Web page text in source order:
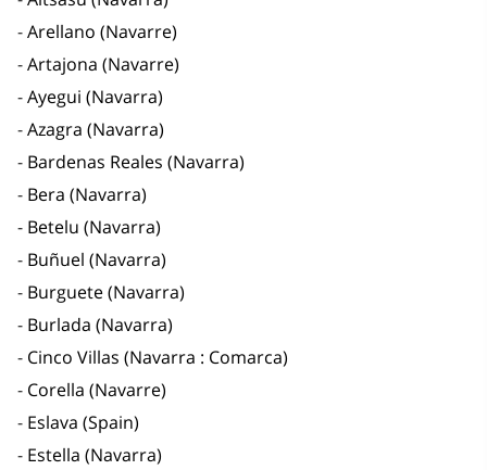
Arellano (Navarre)
Artajona (Navarre)
Ayegui (Navarra)
Azagra (Navarra)
Bardenas Reales (Navarra)
Bera (Navarra)
Betelu (Navarra)
Buñuel (Navarra)
Burguete (Navarra)
Burlada (Navarra)
Cinco Villas (Navarra : Comarca)
Corella (Navarre)
Eslava (Spain)
Estella (Navarra)